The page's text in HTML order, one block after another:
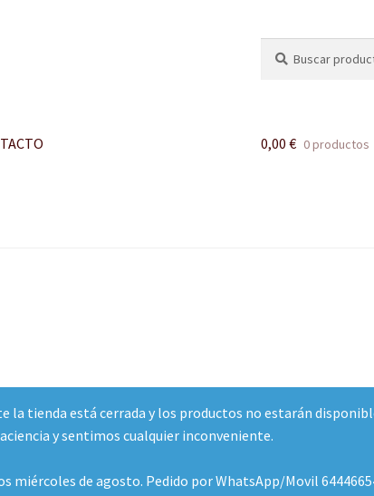
por:
0,00 € 0 productos
la tienda está cerrada y los productos no estarán
y sentimos cualquier inconveniente.
miércoles de agosto. Pedido por WhatsApp/Movil